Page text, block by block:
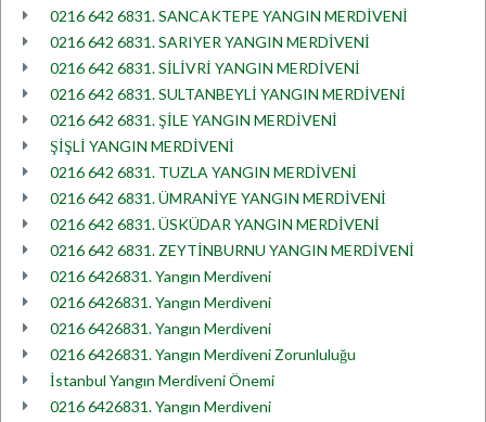
0216 642 6831. SANCAKTEPE YANGIN MERDİVENİ
0216 642 6831. SARIYER YANGIN MERDİVENİ
0216 642 6831. SİLİVRİ YANGIN MERDİVENİ
0216 642 6831. SULTANBEYLİ YANGIN MERDİVENİ
0216 642 6831. ŞİLE YANGIN MERDİVENİ
ŞİŞLİ YANGIN MERDİVENİ
0216 642 6831. TUZLA YANGIN MERDİVENİ
0216 642 6831. ÜMRANİYE YANGIN MERDİVENİ
0216 642 6831. ÜSKÜDAR YANGIN MERDİVENİ
0216 642 6831. ZEYTİNBURNU YANGIN MERDİVENİ
0216 6426831. Yangın Merdiveni
0216 6426831. Yangın Merdiveni
0216 6426831. Yangın Merdiveni
0216 6426831. Yangın Merdiveni Zorunluluğu
İstanbul Yangın Merdiveni Önemi
0216 6426831. Yangın Merdiveni